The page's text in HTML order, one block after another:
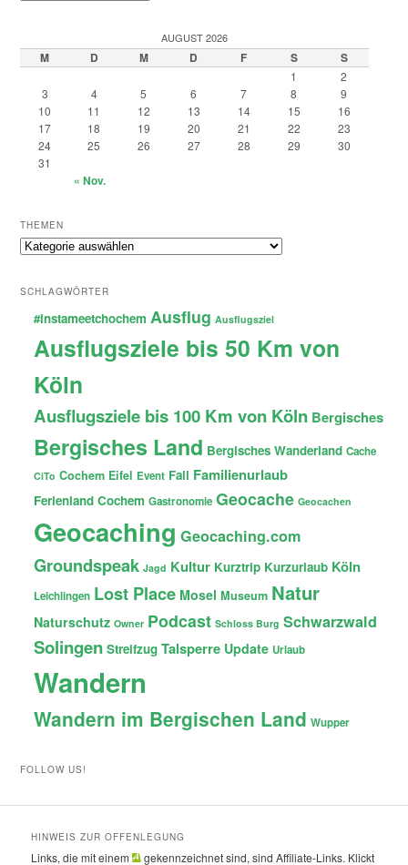
AUGUST 2026
M D M D F S S
1
2
3
4 5 6 7 8
9
10
11 12 13 14 15
16
17
18 19 20 21 22
23
24
25 26 27 28 29
30
31
« Nov.
THEMEN
Themen
SCHLAGWÖRTER
#instameetchochem Ausflug Ausflugsziel
Ausflugsziele bis 50 Km von
Köln
Ausflugsziele bis 100 Km von Köln Bergisches
Bergisches Land Bergisches Wanderland Cache
CiTo Cochem Eifel Event Fail Familienurlaub
Ferienland Cochem Gastronomie Geocache Geocachen
Geocaching Geocaching.com
Groundspeak Jagd Kultur Kurztrip Kurzurlaub Köln
Leichlingen Lost Place Mosel Museum Natur
Naturschutz Owner Podcast Schloss Burg Schwarzwald
Solingen Streifzug Talsperre Update Urlaub
Wandern
Wandern im Bergischen Land Wupper
FOLLOW US!
HINWEIS ZUR OFFENLEGUNG
Links, die mit einem gekennzeichnet sind, sind Affiliate-Links. Klickt